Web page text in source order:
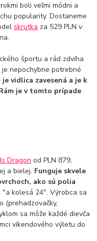
boli veľmi módni a
popularity. Dostaneme
skrutka za 529 PLN v
športu a rád zdvíha
nepochybne potrebné
vidlica zavesená a je k
je v tomto prípade
Dragon od PLN 879,
a bielej. Funguje skvele
ako sú polia
kolesá 24". Výrobca sa
(prehadzovačky,
sa môže každé dievča
víkendového výletu do